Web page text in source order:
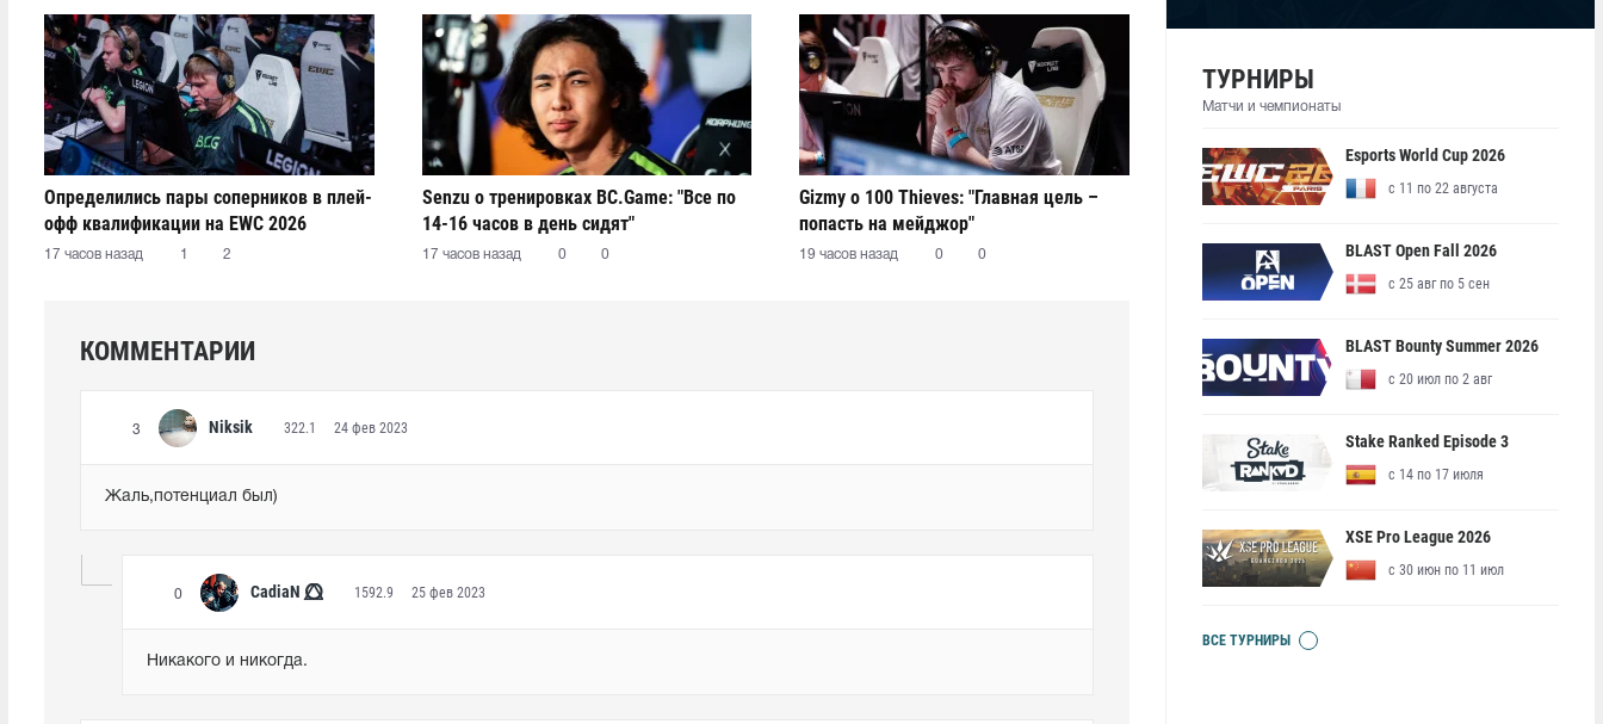
Определились пары соперников в плей-
офф квалификации на EWC 2026
17 часов назад 1 2
Senzu о тренировках BC.Game: "Все по
14-16 часов в день сидят"
17 часов назад 0 0
Gizmy о 100 Thieves: "Главная цель –
попасть на мейджор"
19 часов назад 0 0
КОММЕНТАРИИ
3 Niksik 322.1 24 фев 2023
Жаль,потенциал был)
0 CadiaN ⭕⃤ 1592.9 25 фев 2023
Никакого и никогда.
ТУРНИРЫ
Матчи и чемпионаты
Esports World Cup 2026
с 11 по 22 августа
BLAST Open Fall 2026
с 25 авг по 5 сен
BLAST Bounty Summer 2026
с 20 июл по 2 авг
Stake Ranked Episode 3
с 14 по 17 июля
XSE Pro League 2026
с 30 июн по 11 июл
ВСЕ ТУРНИРЫ